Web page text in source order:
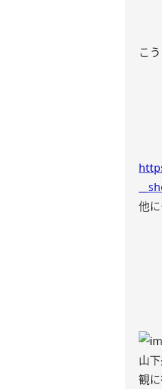
こ
他
山
観